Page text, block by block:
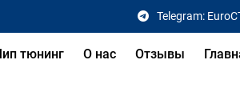
Telegram:
тюнинг О нас Отзывы